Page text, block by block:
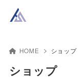
HOME ショップ
ショップ